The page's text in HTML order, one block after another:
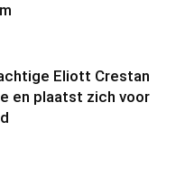
Eliott Crestan
en plaatst zich voor